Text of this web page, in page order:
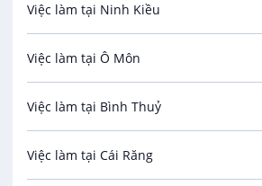
Việc làm tại Ninh Kiều
Việc làm tại Ô Môn
Việc làm tại Bình Thuỷ
Việc làm tại Cái Răng